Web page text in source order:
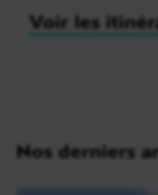
Voir les
Nos derniers